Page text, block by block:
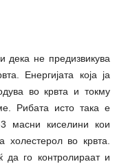
дека не предизвикува
Енергијата која ја
во крвта и токму
Рибата исто така е
масни киселини кои
во крвта.
го контролираат и